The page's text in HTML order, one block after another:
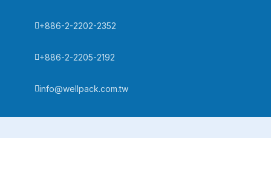
+886-2-2202-2352
+886-2-2205-2192
info@wellpack.com.tw